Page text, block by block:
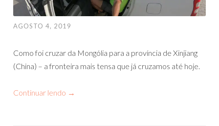
AGOSTO 4, 2019
Como foi cruzar da Mongólia para a província de Xinjiang
(China) – a fronteira mais tensa que já cruzamos até hoje.
Continuar lendo →